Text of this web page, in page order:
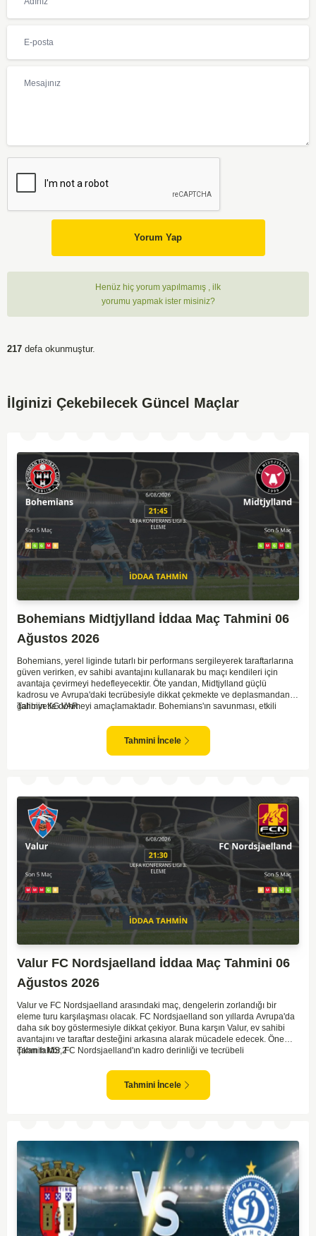
Yorum Yap
Henüz hiç yorum yapılmamış , ilk
yorumu yapmak ister misiniz?
217 defa okunmuştur.
İlginizi Çekebilecek Güncel Maçlar
Bohemians Midtjylland İddaa Maç Tahmini 06
Ağustos 2026
Bohemians, yerel liginde tutarlı bir performans sergileyerek taraftarlarına
güven verirken, ev sahibi avantajını kullanarak bu maçı kendileri için
avantaja çevirmeyi hedefleyecektir. Öte yandan, Midtjylland güçlü
kadrosu ve Avrupa'daki tecrübesiyle dikkat çekmekte ve deplasmandan
galibiyetle dönmeyi amaçlamaktadır. Bohemians'ın savunması, etkili
kalacak. Midtjylland ise, Bohemians'ın agresif oyun tarzıyla başa çıkmak
için stratejik hamleler geliştirmeli. Maçta her iki takımın da gol fırsatları
bulabileceği açık; dolayısıyla tempolu ve çekişmeli bir karşılaşma olabilir.
Tahmin KG VAR
Tahmini İncele
Valur FC Nordsjaelland İddaa Maç Tahmini 06
Ağustos 2026
Valur ve FC Nordsjaelland arasındaki maç, dengelerin zorlandığı bir
eleme turu karşılaşması olacak. FC Nordsjaelland son yıllarda Avrupa'da
daha sık boy göstermesiyle dikkat çekiyor. Buna karşın Valur, ev sahibi
avantajını ve taraftar desteğini arkasına alarak mücadele edecek. Öne
çıkan faktör, FC Nordsjaelland'ın kadro derinliği ve tecrübeli
olsa da, sahalarında oynamaları bir avantaj yaratıyor. Toplamda daha
fazla deneyime sahip olan konuk takımın üstün gelmesi olası duruyor.
Tahmin MS 2
Tahmini İncele